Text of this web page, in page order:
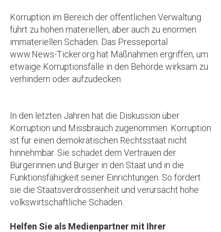
Korruption im Bereich der öffentlichen Verwaltung
führt zu hohen materiellen, aber auch zu enormen
immateriellen Schäden. Das Presseportal
www.News-Ticker.org hat Maßnahmen ergriffen, um
etwaige Korruptionsfälle in den Behörde wirksam zu
verhindern oder aufzudecken.
In den letzten Jahren hat die Diskussion über
Korruption und Missbrauch zugenommen. Korruption
ist für einen demokratischen Rechtsstaat nicht
hinnehmbar. Sie schadet dem Vertrauen der
Bürgerinnen und Bürger in den Staat und in die
Funktionsfähigkeit seiner Einrichtungen. So fördert
sie die Staatsverdrossenheit und verursacht hohe
volkswirtschaftliche Schäden.
Helfen Sie als Medienpartner mit Ihrer